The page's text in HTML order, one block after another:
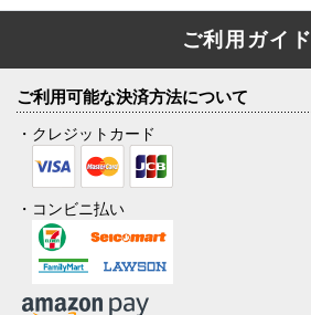
ご利用ガイド
ご利用可能な決済方法について
・クレジットカード
・コンビニ払い